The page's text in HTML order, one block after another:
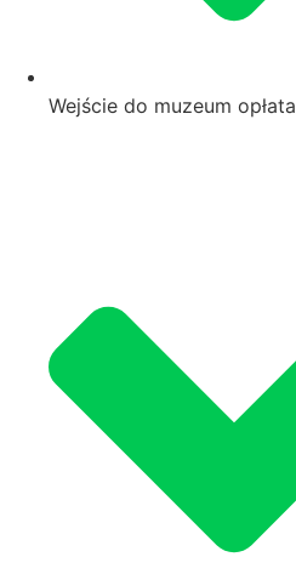
Wejście do muzeum opłata